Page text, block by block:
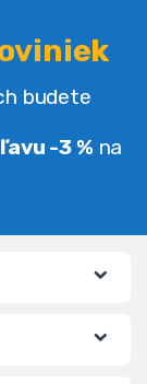
budete
-3 % na